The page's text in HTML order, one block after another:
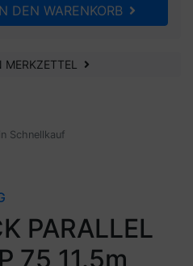
DEN WARENKORB
MERKZETTEL
Schnellkauf
PARALLEL
75 11.5m